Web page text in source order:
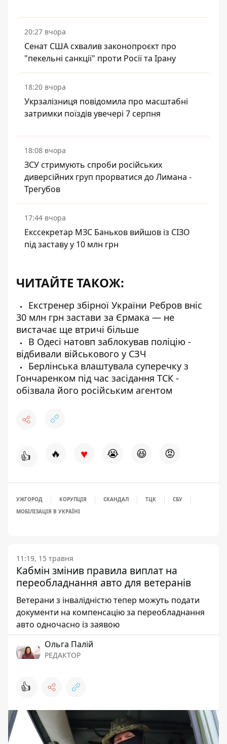
20:27 вчора
Сенат США схвалив законопроєкт про
"пекельні санкції" проти Росії та Ірану
18:20 вчора
Укрзалізниця повідомила про масштабні
затримки поїздів увечері 7 серпня
18:08 вчора
ЗСУ стримують спроби російських
диверсійних груп прорватися до Лимана -
Трегубов
17:44 вчора
Екссекретар МЗС Баньков вийшов із СІЗО
під заставу у 10 млн грн
ЧИТАЙТЕ ТАКОЖ:
Екстренер збірної України Ребров вніс
30 млн грн застави за Єрмака — не
вистачає ще втричі більше
В Одесі натовп заблокував поліцію -
відбивали військового у СЗЧ
Берлінська влаштувала суперечку з
Гончаренком під час засідання ТСК -
обізвала його російським агентом
👍 🔥 ♥ 😭 😆 😡
УЖГОРОД КОРУПЦІЯ СКАНДАЛ ТЦК
СБУ
МОБІЛІЗАЦІЯ В УКРАЇНІ
11:19, 15 травня
Кабмін змінив правила виплат на
переобладнання авто для ветеранів
Ветерани з інвалідністю тепер можуть подати
документи на компенсацію за переобладнання
авто одночасно із заявою
Ольга Палій
РЕДАКТОР
👍